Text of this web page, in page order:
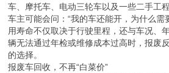
车、摩托车、电动三轮车以及一些二手工
车主可能会问：“我的车还能开，为什么需
用寿命不仅取决于行驶里程，还与车况、
辆无法通过年检或维修成本过高时，报废
的选择。
报废车回收，不再“白菜价”